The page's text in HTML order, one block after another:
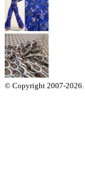
© Copyright 2007-2026.